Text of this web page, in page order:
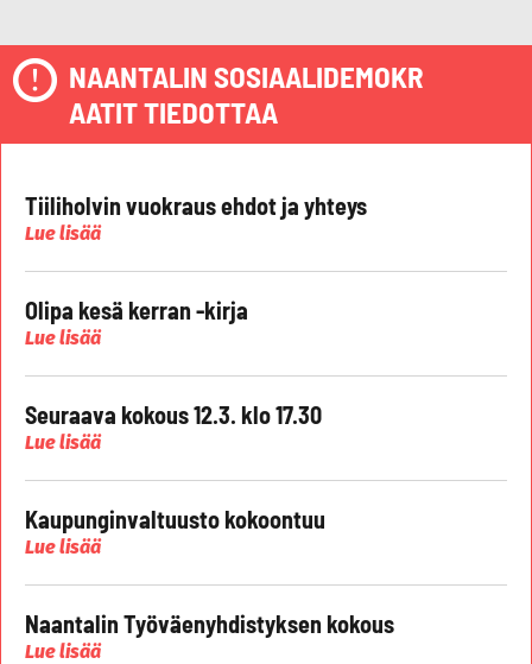
NAANTALIN SOSIAALIDEMOKR
AATIT TIEDOTTAA
Tiiliholvin vuokraus ehdot ja yhteys
Lue lisää
Olipa kesä kerran -kirja
Lue lisää
Seuraava kokous 12.3. klo 17.30
Lue lisää
Kaupunginvaltuusto kokoontuu
Lue lisää
Naantalin Työväenyhdistyksen kokous
Lue lisää